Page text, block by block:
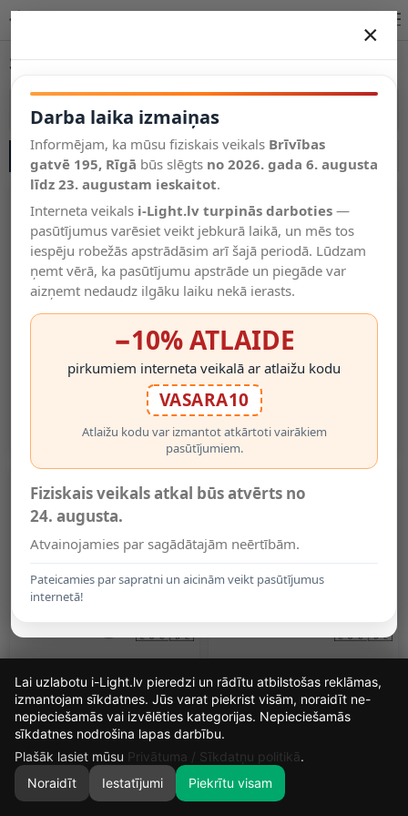
Salīdzināt
Vēlmju
saraksts
Valodas
0
Spot gaismekļi
Vairāk kategoriju
Cilindra Formas Griestu
Gaismeklis, Balts Vai Melns,
1x GU10, Optonica, 200x
5.45€
Cilindra Formas Griestu
Gaismeklis, Balts, 1x GU10,
Optonica, 207x
8.40€
1xGU10 Balts (Lucide)
8.60€
1xGU10 Melns (Lucide)
8.60€
×
Darba laika izmaiņas
Informējam, ka mūsu fiziskais veikals Brīvības
gatvē 195, Rīgā būs slēgts no 2026. gada 6. augusta
līdz 23. augustam ieskaitot.
Interneta veikals i-Light.lv turpinās darboties —
pasūtījumus varēsiet veikt jebkurā laikā, un mēs tos
iespēju robežās apstrādāsim arī šajā periodā. Lūdzam
ņemt vērā, ka pasūtījumu apstrāde un piegāde var
aizņemt nedaudz ilgāku laiku nekā ierasts.
−10% ATLAIDE
pirkumiem interneta veikalā ar atlaižu kodu
VASARA10
Atlaižu kodu var izmantot atkārtoti vairākiem
pasūtījumiem.
Fiziskais veikals atkal būs atvērts no
24. augusta.
Atvainojamies par sagādātajām neērtībām.
Pateicamies par sapratni un aicinām veikt pasūtījumus
internetā!
15
DIENAS
17
STUNDAS
18
MIN.
15
Lai uzlabotu i-Light.lv pieredzi un rādītu atbilstošas reklāmas,
izmantojam sīkdatnes. Jūs varat piekrist visām, noraidīt ne-
nepieciešamās vai izvēlēties kategorijas. Nepieciešamās
sīkdatnes nodrošina lapas darbību.
Plašāk lasiet mūsu Privātuma / Sīkdatņu politikā.
Noraidīt
Iestatījumi Piekrītu visam